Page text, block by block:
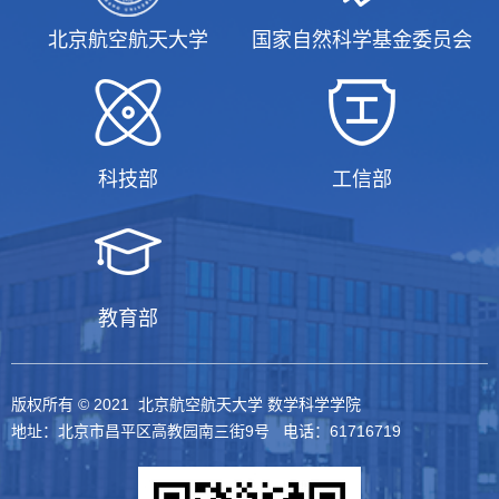
北京航空航天大学 国家自然科学基金委员会
科技部 工信部
教育部
版权所有 © 2021 北京航空航天大学 数学科学学院
地址：北京市昌平区高教园南三街9号 电话：61716719